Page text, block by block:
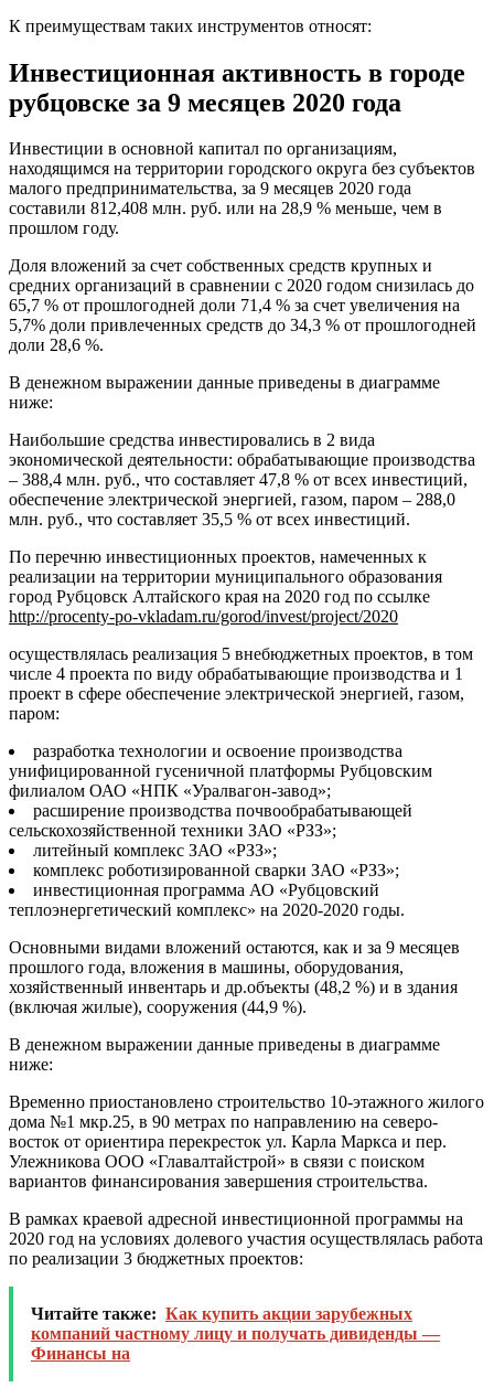
К преимуществам таких инструментов относят:
Инвестиционная активность в городе
рубцовске за 9 месяцев 2020 года
Инвестиции в основной капитал по организациям,
находящимся на территории городского округа без субъектов
малого предпринимательства, за 9 месяцев 2020 года
составили 812,408 млн. руб. или на 28,9 % меньше, чем в
прошлом году.
Доля вложений за счет собственных средств крупных и
средних организаций в сравнении с 2020 годом снизилась до
65,7 % от прошлогодней доли 71,4 % за счет увеличения на
5,7% доли привлеченных средств до 34,3 % от прошлогодней
доли 28,6 %.
В денежном выражении данные приведены в диаграмме
ниже:
Наибольшие средства инвестировались в 2 вида
экономической деятельности: обрабатывающие производства
– 388,4 млн. руб., что составляет 47,8 % от всех инвестиций,
обеспечение электрической энергией, газом, паром – 288,0
млн. руб., что составляет 35,5 % от всех инвестиций.
По перечню инвестиционных проектов, намеченных к
реализации на территории муниципального образования
город Рубцовск Алтайского края на 2020 год по ссылке
http://procenty-po-vkladam.ru/gorod/invest/project/2020
осуществлялась реализация 5 внебюджетных проектов, в том
числе 4 проекта по виду обрабатывающие производства и 1
проект в сфере обеспечение электрической энергией, газом,
паром:
разработка технологии и освоение производства
унифицированной гусеничной платформы Рубцовским
филиалом ОАО «НПК «Уралвагон-завод»;
расширение производства почвообрабатывающей
сельскохозяйственной техники ЗАО «РЗЗ»;
литейный комплекс ЗАО «РЗЗ»;
комплекс роботизированной сварки ЗАО «РЗЗ»;
инвестиционная программа АО «Рубцовский
теплоэнергетический комплекс» на 2020-2020 годы.
Основными видами вложений остаются, как и за 9 месяцев
прошлого года, вложения в машины, оборудования,
хозяйственный инвентарь и др.объекты (48,2 %) и в здания
(включая жилые), сооружения (44,9 %).
В денежном выражении данные приведены в диаграмме
ниже:
Временно приостановлено строительство 10-этажного жилого
дома №1 мкр.25, в 90 метрах по направлению на северо-
восток от ориентира перекресток ул. Карла Маркса и пер.
Улежникова ООО «Главалтайстрой» в связи с поиском
вариантов финансирования завершения строительства.
В рамках краевой адресной инвестиционной программы на
2020 год на условиях долевого участия осуществлялась работа
по реализации 3 бюджетных проектов:
Читайте также: Как купить акции зарубежных
компаний частному лицу и получать дивиденды —
Финансы на